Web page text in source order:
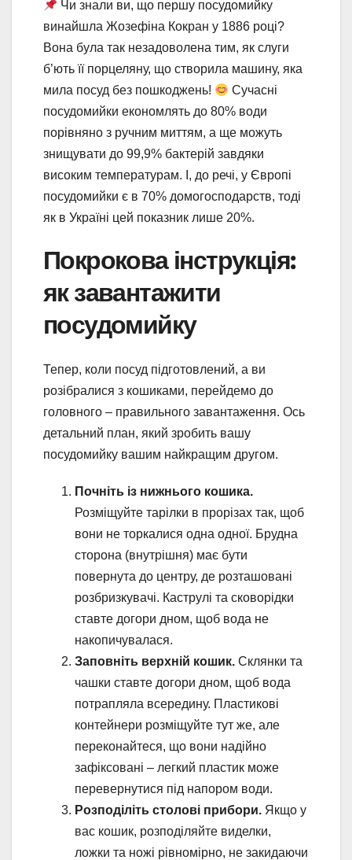
Чи знали ви, що першу посудомийку
винайшла Жозефіна Кокран у 1886 році?
Вона була так незадоволена тим, як слуги
б’ють її порцеляну, що створила машину, яка
мила посуд без пошкоджень!
Сучасні
посудомийки економлять до 80% води
порівняно з ручним миттям, а ще можуть
знищувати до 99,9% бактерій завдяки
високим температурам. І, до речі, у Європі
посудомийки є в 70% домогосподарств, тоді
як в Україні цей показник лише 20%.
Покрокова інструкція:
як завантажити
посудомийку
Тепер, коли посуд підготовлений, а ви
розібралися з кошиками, перейдемо до
головного – правильного завантаження. Ось
детальний план, який зробить вашу
посудомийку вашим найкращим другом.
Почніть із нижнього кошика.
Розміщуйте тарілки в прорізах так, щоб
вони не торкалися одна одної. Брудна
сторона (внутрішня) має бути
повернута до центру, де розташовані
розбризкувачі. Каструлі та сковорідки
ставте догори дном, щоб вода не
накопичувалася.
Заповніть верхній кошик. Склянки та
чашки ставте догори дном, щоб вода
потрапляла всередину. Пластикові
контейнери розміщуйте тут же, але
переконайтеся, що вони надійно
зафіксовані – легкий пластик може
перевернутися під напором води.
Розподіліть столові прибори. Якщо у
вас кошик, розподіляйте виделки,
ложки та ножі рівномірно, не закидаючи